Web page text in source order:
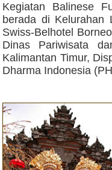
Kegiatan Balinese
berada di Kelurahan
Swiss-Belhotel
Dinas Pariwisata
Kalimantan Timur,
Dharma Indonesia